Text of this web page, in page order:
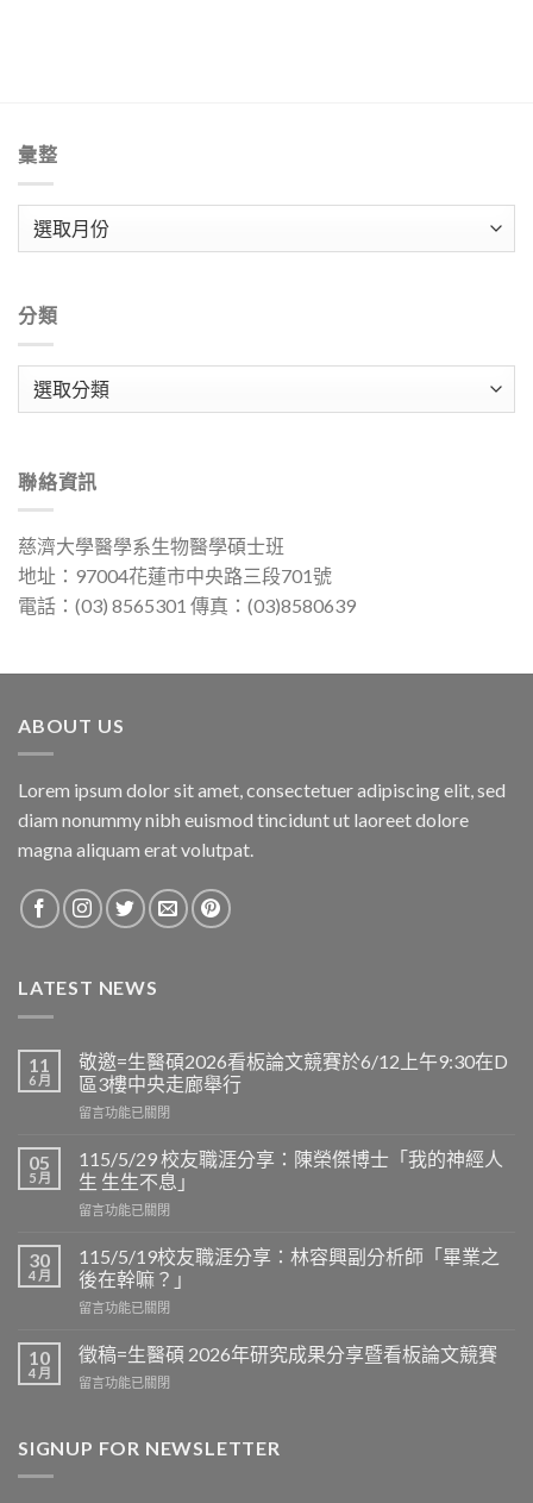
彙整
分類
聯絡資訊
慈濟大學醫學系生物醫學碩士班
地址：97004花蓮市中央路三段701號
電話：(03) 8565301 傳真：(03)8580639
ABOUT US
Lorem ipsum dolor sit amet, consectetuer adipiscing elit, sed
diam nonummy nibh euismod tincidunt ut laoreet dolore
magna aliquam erat volutpat.
LATEST NEWS
11
6 月
敬邀=生醫碩2026看板論文競賽於6/12上午9:30在D
區3樓中央走廊舉行
在
邀
=
生
醫
2026
看
板
論
競
賽
於
午
留言功能已關閉
05
5 月
115/5/29 校友職涯分享：陳榮傑博士「我的神經人
生 生生不息」
在
校
友
職
涯
享：
榮
士
留言功能已關閉
30
4 月
115/5/19校友職涯分享：林容興副分析師「畢業之
後在幹嘛？」
在
校
友
職
享：
留言功能已關閉
10
4 月
徵稿=生醫碩 2026年研究成果分享暨看板論文競賽
在
=
留言功能已關閉
SIGNUP FOR NEWSLETTER